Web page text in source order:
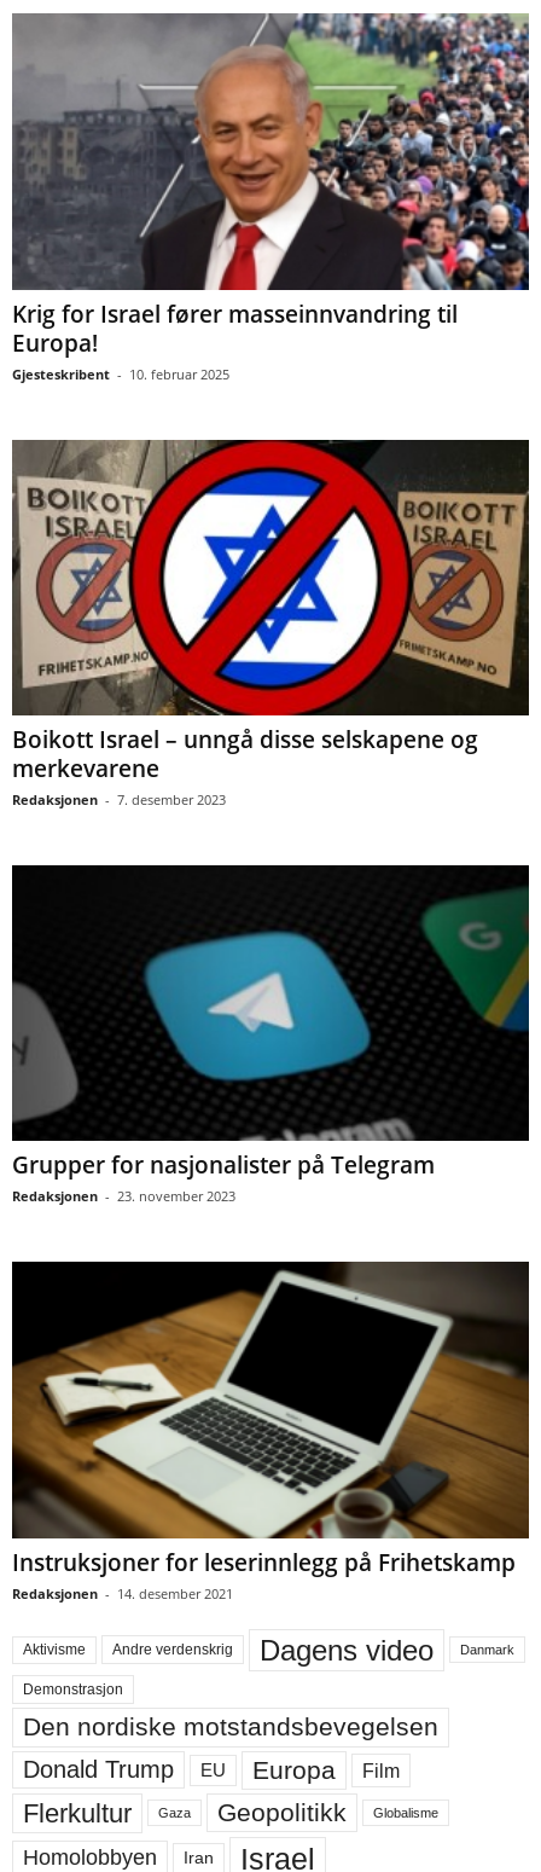
Krig for Israel fører masseinnvandring til
Europa!
Gjesteskribent - 10. februar 2025
Boikott Israel – unngå disse selskapene og
merkevarene
Redaksjonen - 7. desember 2023
Grupper for nasjonalister på Telegram
Redaksjonen - 23. november 2023
Instruksjoner for leserinnlegg på Frihetskamp
Redaksjonen - 14. desember 2021
Aktivisme Andre verdenskrig Dagens video Danmark
Demonstrasjon
Den nordiske motstandsbevegelsen
Donald Trump EU Europa Film
Flerkultur Gaza Geopolitikk Globalisme
Homolobbyen Iran Israel